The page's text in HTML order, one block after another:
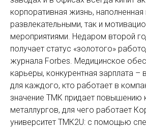
корпоративная жизнь, наполненная
развлекательными, так и
мероприятиями. Недаром второй
получает статус «золотого»
журнала Forbes. Медицинское
карьеры, конкурентная зарплата –
для каждого, кто работает в
значение ТМК придает повышению
металлургов, для чего работает
университет ТМК2U: с помощью